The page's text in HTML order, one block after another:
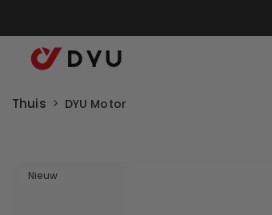
Thuis DYU Motor
Nieuw